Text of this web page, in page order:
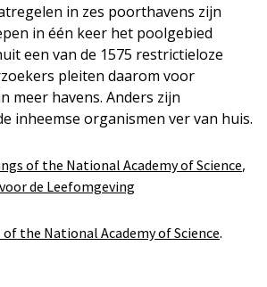
in zes poorthavens zijn
in één keer het poolgebied
een van de 1575 restrictieloze
pleiten daarom voor
meer havens. Anders zijn
inheemse organismen ver van huis.
of the National Academy of Science,
de Leefomgeving
of the National Academy of Science.